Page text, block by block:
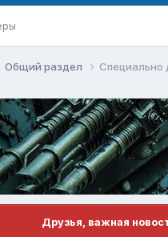
Общий раздел Специально
Друзья, важная